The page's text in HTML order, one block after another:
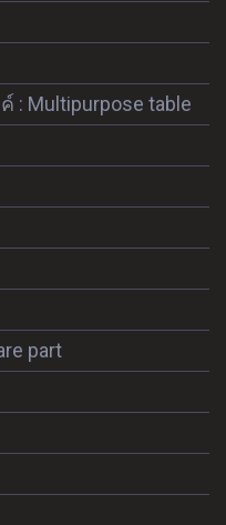
: Multipurpose table
part